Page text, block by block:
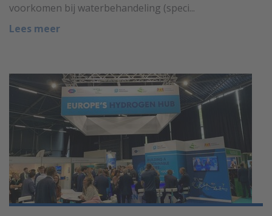
voorkomen bij waterbehandeling (speci...
Lees meer